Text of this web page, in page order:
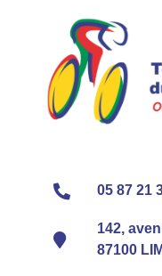
05 87 21
142,
87100